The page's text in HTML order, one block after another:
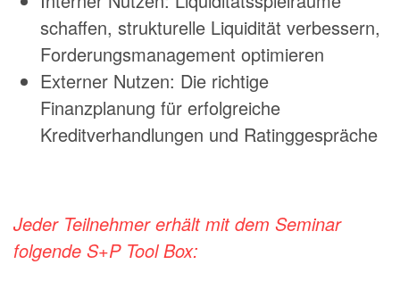
schaffen, strukturelle Liquidität verbessern,
Forderungsmanagement optimieren
Externer Nutzen: Die richtige
Finanzplanung für erfolgreiche
Kreditverhandlungen und Ratinggespräche
Jeder Teilnehmer erhält mit dem Seminar
folgende S+P Tool Box: